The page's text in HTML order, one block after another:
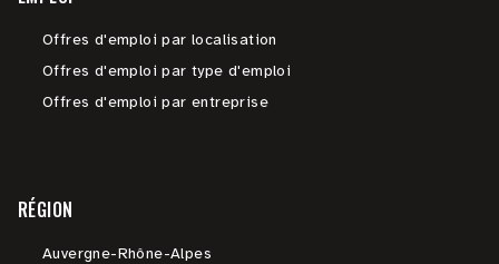
Offres d'emploi par localisation
Offres d'emploi par type d'emploi
Offres d'emploi par entreprise
RÉGION
Auvergne-Rhône-Alpes